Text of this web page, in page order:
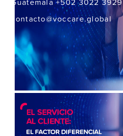
contacto@voccare.global